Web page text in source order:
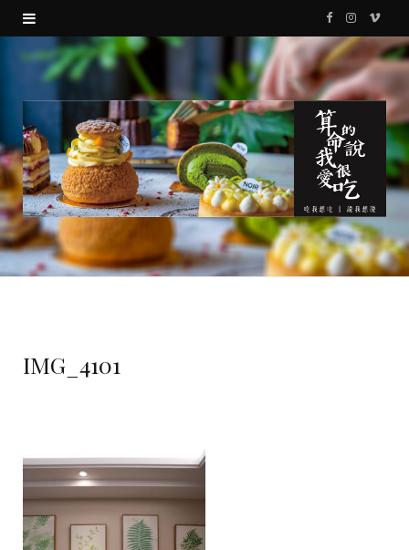
F
a
c
e
b
o
k
I
s
g
r
a
V
i
IMG_4101